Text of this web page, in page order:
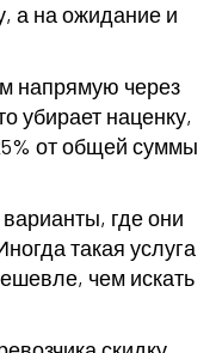
а на ожидание и
напрямую через
убирает наценку,
от общей суммы
где они
такая услуга
чем искать